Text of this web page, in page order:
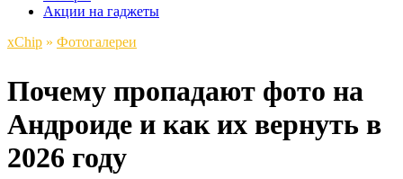
Акции на гаджеты
xСhip » Фотогалереи
Почему пропадают фото на
Андроиде и как их вернуть в
2026 году